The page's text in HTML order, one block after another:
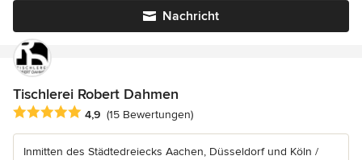
Nachricht
Tischlerei Robert Dahmen
Durchschnittliche Bewertung: 4.9 von 5 Sternen
4,9 (15 Bewertungen)
Inmitten des Städtedreiecks Aachen, Düsseldorf und Köln /